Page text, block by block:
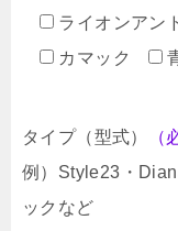
ライオンアン
カマック
タイプ（型式）
（
例）Style23・
ックなど